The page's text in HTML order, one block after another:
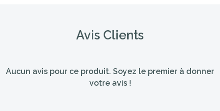
Avis Clients
Aucun avis pour ce produit. Soyez le premier à donner
votre avis !